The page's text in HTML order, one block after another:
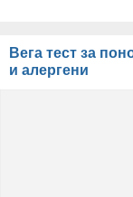
Вега тест за
и алергени